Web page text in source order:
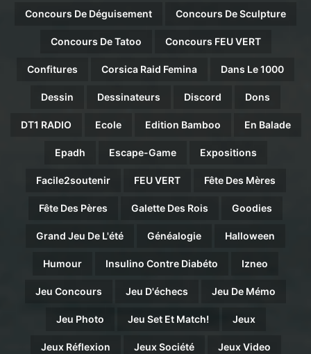
Concours De Déguisement Concours De Sculpture
Concours De Tatoo Concours FEU VERT
Confitures Corsica Raid Femina Dans Le 1000
Dessin Dessinateurs Discord Dons
DT1 RADIO Ecole Edition Bamboo En Balade
Epadh Escape-Game Expositions
Facile2soutenir FEU VERT Fête Des Mères
Fête Des Pères Galette Des Rois Goodies
Grand Jeu De L'été Généalogie Halloween
Humour Insulino Contre Diabéto Izneo
Jeu Concours Jeu D'échecs Jeu De Mémo
Jeu Photo Jeu Set Et Match! Jeux
Jeux Réflexion Jeux Société Jeux Video